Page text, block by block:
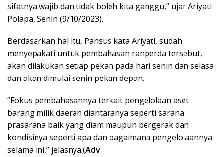
sifatnya wajib dan tidak boleh kita ganggu,” ujar Ariyati
Polapa, Senin (9/10/2023).
Berdasarkan hal itu, Pansus kata Ariyati, sudah
menyepakati untuk pembahasan ranperda tersebut,
akan dilakukan setiap pekan pada hari senin dan selasa
dan akan dimulai senin pekan depan.
“Fokus pembahasannya terkait pengelolaan aset
barang milik daerah diantaranya seperti sarana
prasarana baik yang diam maupun bergerak dan
kondisinya seperti apa dan bagaimana pengelolaannya
selama ini,” jelasnya.(Adv